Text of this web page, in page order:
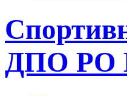
ДПО РО